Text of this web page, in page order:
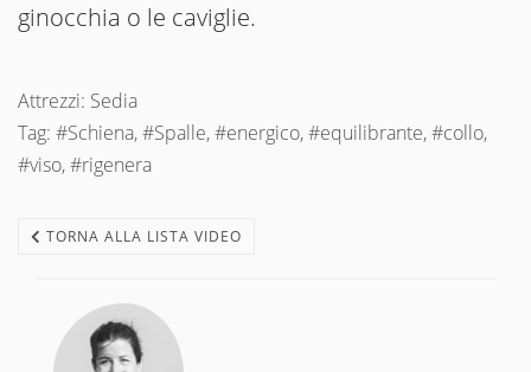
ginocchia o le caviglie.
Attrezzi: Sedia
Tag: #Schiena, #Spalle, #energico, #equilibrante, #collo,
#viso, #rigenera
TORNA ALLA LISTA VIDEO